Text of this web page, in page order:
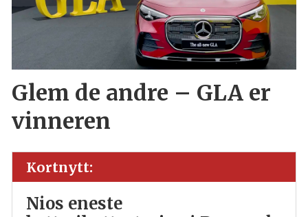
Glem de andre – GLA er
vinneren
Kortnytt:
Nios eneste